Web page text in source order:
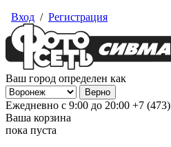
Вход / Регистрация
Ваш город определен как
Ежедневно с 9:00 до 20:00 +7
Ваша корзина
пока пуста